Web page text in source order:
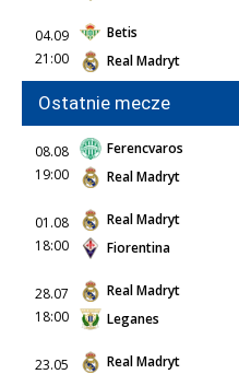
04.09
21:00
Betis
Real Madryt
Ostatnie mecze
08.08
19:00
Ferencvaros
Real Madryt
01.08
18:00
Real Madryt
Fiorentina
28.07
18:00
Real Madryt
Leganes
23.05
Real Madryt